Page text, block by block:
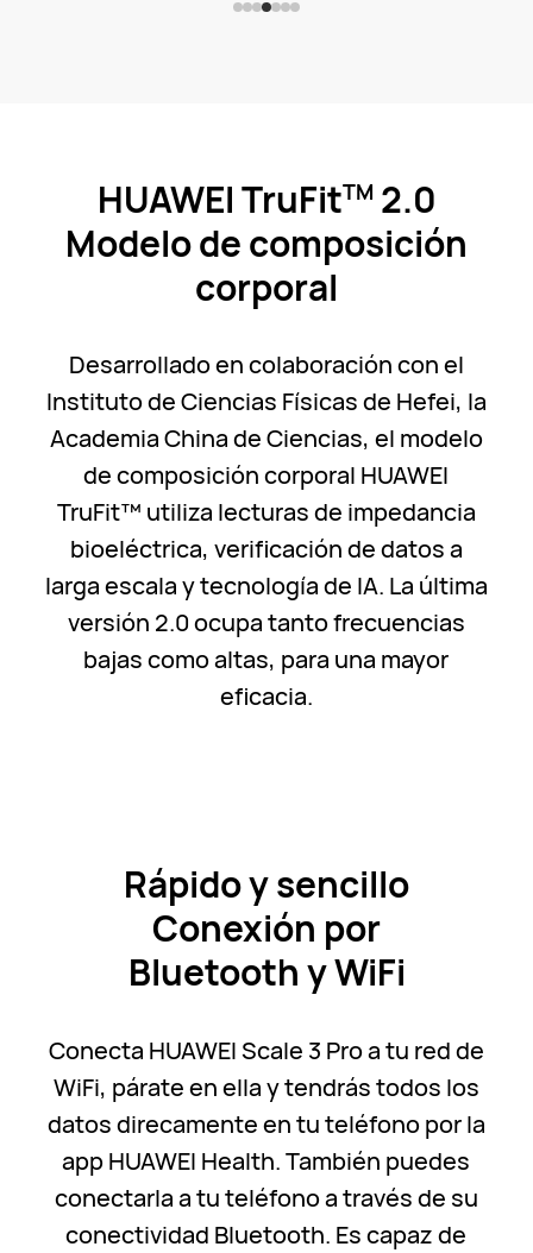
HUAWEI TruFitTM 2.0
Modelo de composición
corporal
Desarrollado en colaboración con el
Instituto de Ciencias Físicas de Hefei, la
Academia China de Ciencias, el modelo
de composición corporal HUAWEI
TruFit™ utiliza lecturas de impedancia
bioeléctrica, verificación de datos a
larga escala y tecnología de IA. La última
versión 2.0 ocupa tanto frecuencias
bajas como altas, para una mayor
eficacia.
Rápido y sencillo
Conexión por
Bluetooth y WiFi
Conecta HUAWEI Scale 3 Pro a tu red de
WiFi, párate en ella y tendrás todos los
datos direcamente en tu teléfono por la
app HUAWEI Health. También puedes
conectarla a tu teléfono a través de su
conectividad Bluetooth. Es capaz de